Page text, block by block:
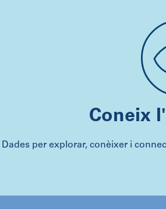
Coneix
​Dades per explorar, conèixer i